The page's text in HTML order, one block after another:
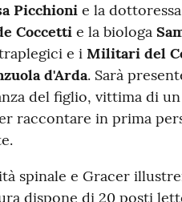
Picchioni e la dottoressa
Coccettie la biologa
e i Militari del
d'Arda. Sarà
del figlio, vittima di
raccontare in prima
spinale e Gracer
dispone di 20 posti